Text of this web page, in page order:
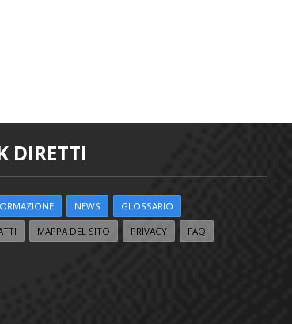
DIRETTI
NEWS GLOSSARIO
MAPPA DEL SITO PRIVACY FAQ